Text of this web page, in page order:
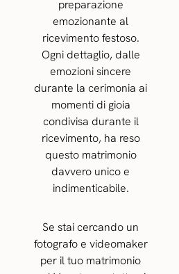
preparazione
emozionante al
ricevimento festoso.
Ogni dettaglio, dalle
emozioni sincere
durante la cerimonia ai
momenti di gioia
condivisa durante il
ricevimento, ha reso
questo matrimonio
davvero unico e
indimenticabile.
Se stai cercando un
fotografo e videomaker
per il tuo matrimonio